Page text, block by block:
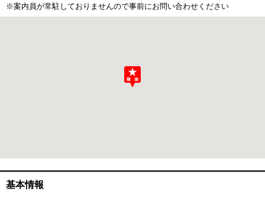
※案内員が常駐しておりませんので事前にお問い合わせください
基本情報
エリアから物件検索
四街道･佐倉･八千代方面エリア
四街道･佐倉･八千代方面エリアの新築一戸建